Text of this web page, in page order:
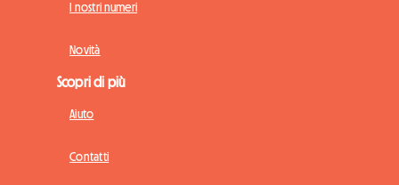
I nostri numeri
Novità
Scopri di più
Aiuto
Contatti